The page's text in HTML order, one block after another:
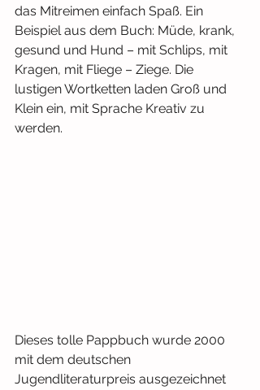
das Mitreimen einfach Spaß. Ein
Beispiel aus dem Buch: Müde, krank,
gesund und Hund – mit Schlips, mit
Kragen, mit Fliege – Ziege. Die
lustigen Wortketten laden Groß und
Klein ein, mit Sprache Kreativ zu
werden.
Dieses tolle Pappbuch wurde 2000
mit dem deutschen
Jugendliteraturpreis ausgezeichnet